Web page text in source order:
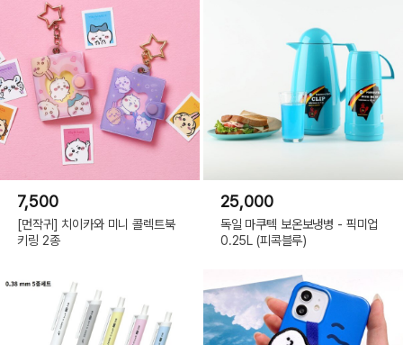
7,500
[먼작귀] 치이카와 미니 콜렉트북
키링 2종
25,000
독일 마쿠텍 보온보냉병 - 픽미업
0.25L (피콕블루)